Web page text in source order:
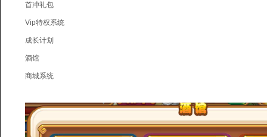
首冲礼包
Vip特权系统
成长计划
酒馆
商城系统